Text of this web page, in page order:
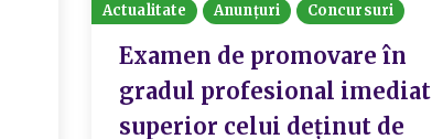
Actualitate Anunțuri Concursuri
Examen de promovare în
gradul profesional imediat
superior celui deținut de